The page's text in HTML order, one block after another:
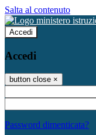
Salta al contenuto
Accedi
Accedi
button close ×
Password dimenticata?